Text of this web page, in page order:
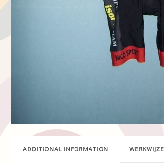
ADDITIONAL INFORMATION WERKWIJZE